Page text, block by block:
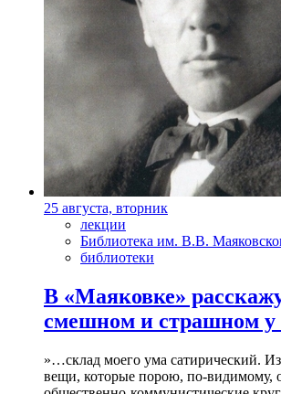
25 августа, вторник
лекции
Библиотека им. В.В.
библиотеки
В «Маяковке»
смешном и страшном у
»…склад моего ума сатирический.
вещи, которые порою, по-видимому,